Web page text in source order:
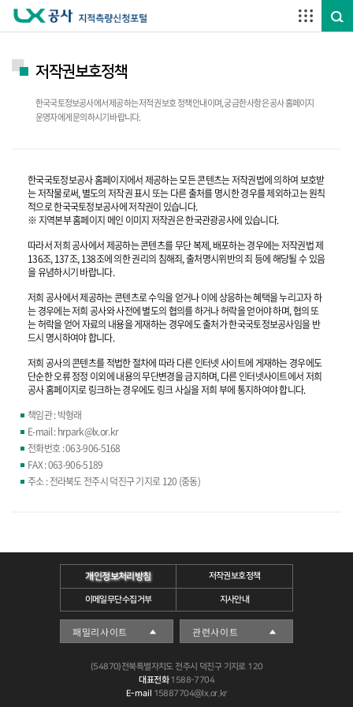
저작권보호정책
한국국토정보공사에서 제공하는 저적권 보호 정책 안내이며, 궁금한 사항은 공사 홈페이지
운영자에게 문의하시기 바랍니다.
한국국토정보공사 홈페이지에서 제공하는 모든 콘텐츠는 저작권법에 의하여 보호받
는 저작물로써, 별도의 저작권 표시 또는 다른 출처를 명시한 경우를 제외하고는 원칙
적으로 한국국토정보공사에 저작권이 있습니다.
※ 지역본부 홈페이지 메인 이미지 저작권은 한국관광공사에 있습니다.
따라서 저희 공사에서 제공하는 콘텐츠를 무단 복제, 배포하는 경우에는 저작권법 제
136조, 137조, 138조에 의한 권리의 침해죄, 출처명시위반의 죄 등에 해당될 수 있음
을 유념하시기 바랍니다.
저희 공사에서 제공하는 콘텐츠로 수익을 얻거나 이에 상응하는 혜택을 누리고자 하
는 경우에는 저희 공사와 사전에 별도의 협의를 하거나 허락을 얻어야 하며, 협의 또
는 허락을 얻어 자료의 내용을 게재하는 경우에도 출처가 한국국토정보공사임을 반
드시 명시하여야 합니다.
저희 공사의 콘텐츠를 적법한 절차에 따라 다른 인터넷 사이트에 게재하는 경우에도
단순한 오류 정정 이외에 내용의 무단변경을 금지하며, 다른 인터넷사이트에서 저희
공사 홈페이지로 링크하는 경우에도 링크 사실을 저희 부에 통지하여야 합니다.
책임관 : 박형래
E-mail : hrpark@lx.or.kr
전화번호 : 063-906-5168
FAX : 063-906-5189
주소 : 전라북도 전주시 덕진구 기지로 120 (중동)
개인정보처리방침 저작권보호정책
이메일무단수집거부 지사안내
(54870)전북특별자치도 전주시 덕진구 기지로 120
대표전화1588-7704
E-mail 15887704@lx.or.kr